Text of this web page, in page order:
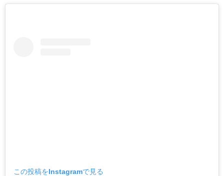
この投稿をInstagramで見る